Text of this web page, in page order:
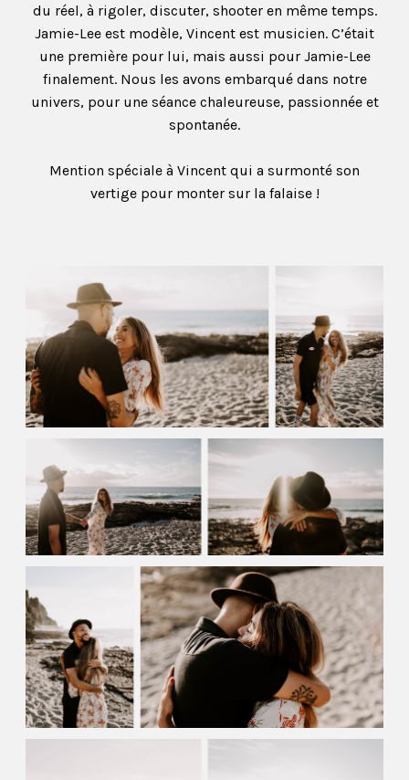
du réel, à rigoler, discuter, shooter en même temps.
Jamie-Lee est modèle, Vincent est musicien. C’était
une première pour lui, mais aussi pour Jamie-Lee
finalement. Nous les avons embarqué dans notre
univers, pour une séance chaleureuse, passionnée et
spontanée.
Mention spéciale à Vincent qui a surmonté son
vertige pour monter sur la falaise !